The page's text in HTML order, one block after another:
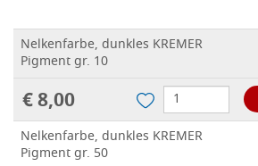
Nelkenfarbe, dunkles KREMER
Pigment gr. 10
€ 8,00
Nelkenfarbe, dunkles KREMER
Pigment gr. 50